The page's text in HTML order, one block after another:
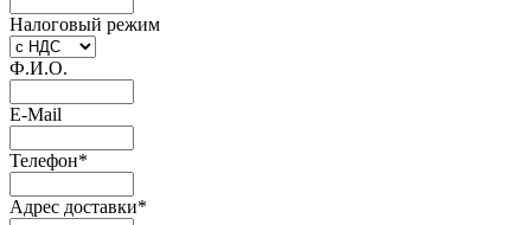
Налоговый режим
Ф.И.О.
E-Mail
Телефон*
Адрес доставки*